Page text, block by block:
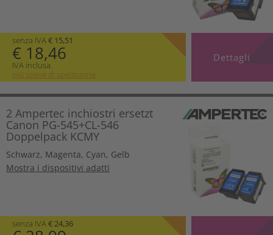
senza IVA€ 15,51
€ 18,46
IVA inclusa.
più spese di spedizione
Dettagli
2 Ampertec inchiostri ersetzt
Canon PG-545+CL-546
Doppelpack KCMY
Schwarz, Magenta, Cyan, Gelb
Mostra i dispositivi adatti
senza IVA€ 24,36